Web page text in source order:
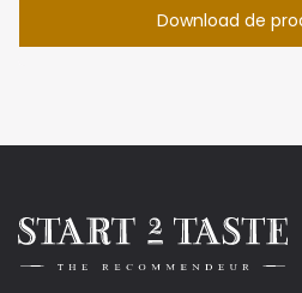
Download de